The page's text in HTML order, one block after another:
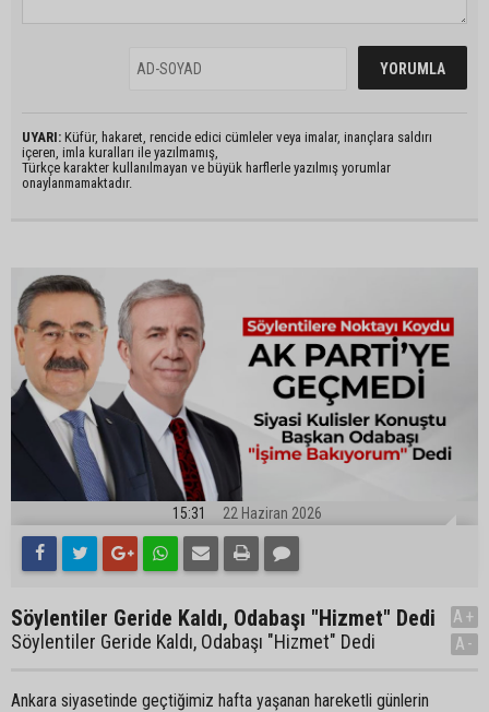
UYARI: Küfür, hakaret, rencide edici cümleler veya imalar, inançlara saldırı
içeren, imla kuralları ile yazılmamış,
Türkçe karakter kullanılmayan ve büyük harflerle yazılmış yorumlar
onaylanmamaktadır.
15:31 22 Haziran 2026
Söylentiler Geride Kaldı, Odabaşı "Hizmet" Dedi
Söylentiler Geride Kaldı, Odabaşı "Hizmet" Dedi
A+
A-
Ankara siyasetinde geçtiğimiz hafta yaşanan hareketli günlerin